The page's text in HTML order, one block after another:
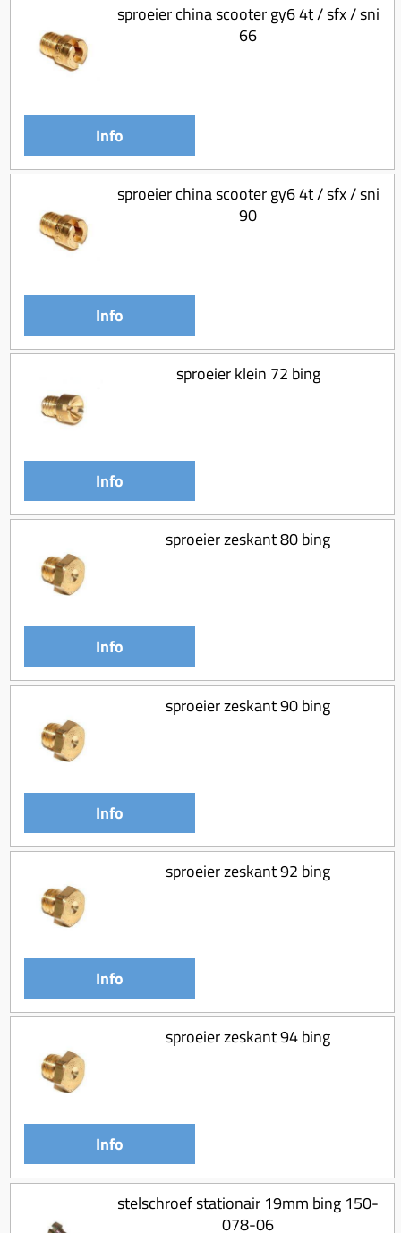
sproeier china scooter gy6 4t / sfx / sni
66
Info
sproeier china scooter gy6 4t / sfx / sni
90
Info
sproeier klein 72 bing
Info
sproeier zeskant 80 bing
Info
sproeier zeskant 90 bing
Info
sproeier zeskant 92 bing
Info
sproeier zeskant 94 bing
Info
stelschroef stationair 19mm bing 150-
078-06